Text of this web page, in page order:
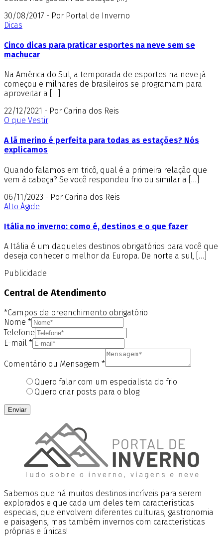
30/08/2017 - Por Portal de Inverno
Dicas
Cinco dicas para praticar esportes na neve sem se
machucar
Na América do Sul, a temporada de esportes na neve já
começou e milhares de brasileiros se programam para
aproveitar a […]
22/12/2021 - Por Carina dos Reis
O que Vestir
A lã merino é perfeita para todas as estações? Nós
explicamos
Quando falamos em tricô, qual é a primeira relação que
vem à cabeça? Se você respondeu frio ou similar a […]
06/11/2023 - Por Carina dos Reis
Alto Ágide
Itália no inverno: como é, destinos e o que fazer
A Itália é um daqueles destinos obrigatórios para você que
deseja conhecer o melhor da Europa. De norte a sul, […]
Publicidade
Central de Atendimento
*Campos de preenchimento obrigatório
Nome *
Telefone
E-mail *
Comentário ou Mensagem *
Quero falar com um especialista do frio
Quero criar posts para o blog
Enviar
Sabemos que há muitos destinos incríveis para serem
explorados e que cada um deles tem características
especiais, que envolvem diferentes culturas, gastronomia
e paisagens, mas também invernos com características
próprias e únicas!